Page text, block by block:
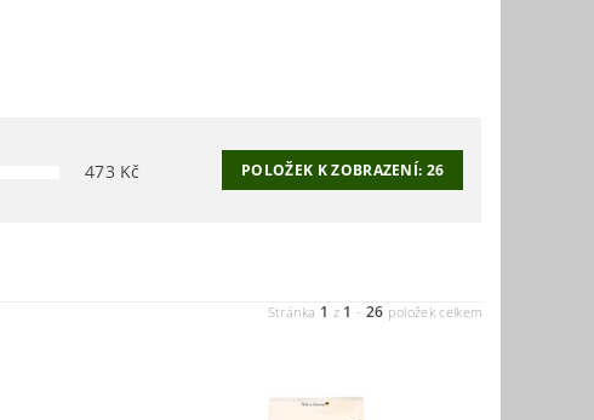
473 Kč POLOŽEK K ZOBRAZENÍ: 26
Stránka 1 z 1 - 26 položek celkem